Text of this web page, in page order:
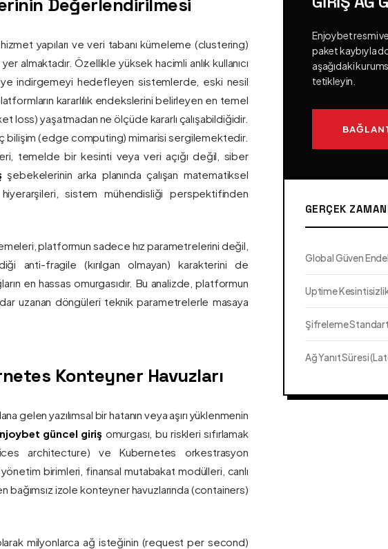
Değerlendirilmesi
yapıları ve veri tabanı kümeleme (clustering)
almaktadır. Özellikle yüksek hacimli anlık kullanıcı
indirgemeyi hedefleyen sistemlerde, eski nesil
kararlılık endekslerini belirleyen en temel
loss) yaşatmadan ne ölçüde kararlı çalışabildiğidir.
bilişim (edge computing) mimarisi sergilemektedir.
temelde bir kesinti veya veri açığı değil, siber
şebekelerinin arka planında çalışan matematiksel
sistem mühendisliği perspektifinden
platformun sadece hız parametrelerini değil,
anti-fragile (kırılgan olmayan) karakterini de
en hassas omurgasıdır. Bu analizde, platformun
uzanan döngüleri teknik parametrelerle masaya
Konteyner Havuzları
gelen yazılımsal bir hatanın veya aşırı yüklenmenin
güncel giriş omurgası, bu riskleri sıfırlamak
architecture) ve Kubernetes orkestrasyon
birimleri, finansal mutabakat modülleri, canlı
bağımsız izole konteyner havuzlarında (containers)
milyonlarca ağ isteğinin (request per second)
Enjoybet resmi
paket kaybıyla
aşağıdaki
tetikleyin.
GERÇEK
Global Güven
Uptime
Şifreleme
Ağ Yanıt Süresi